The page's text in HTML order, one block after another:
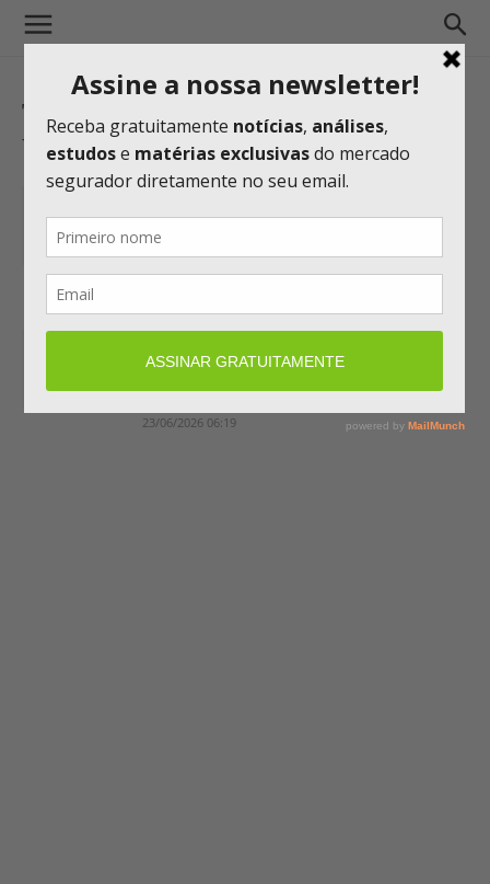
TAG: LONDON CLIMATE ACTION
WEEK
protagonismo do seguro na agenda
climática e aproxima...
26/06/2026 12:04
mercado global de carbono enquanto
STF redefine papel do setor...
23/06/2026 06:19